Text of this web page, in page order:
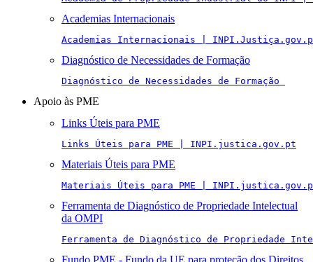
Academias Internacionais
Academias Internacionais |
Diagnóstico de Necessidades de Formação
Diagnóstico de Necessidades de Formação
Apoio às PME
Links Úteis para PME
Links Úteis para PME | INPI.justica.gov.pt
Materiais Úteis para PME
Materiais Úteis para PME |
Ferramenta de Diagnóstico de Propriedade Intelectual
da OMPI
Ferramenta de Diagnóstico de Propriedade
Fundo PME - Fundo da UE para proteção dos Direitos